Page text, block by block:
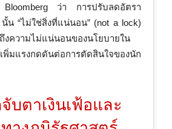
Bloomberg ว่า การปรับลดอัตรา
น “ไม่ใช่สิ่งที่แน่นอน” (not a lock)
งความไม่แน่นอนของนโยบายใน
แรงกดดันต่อการตัดสินใจของนัก
บตาเงินเฟ้อและ